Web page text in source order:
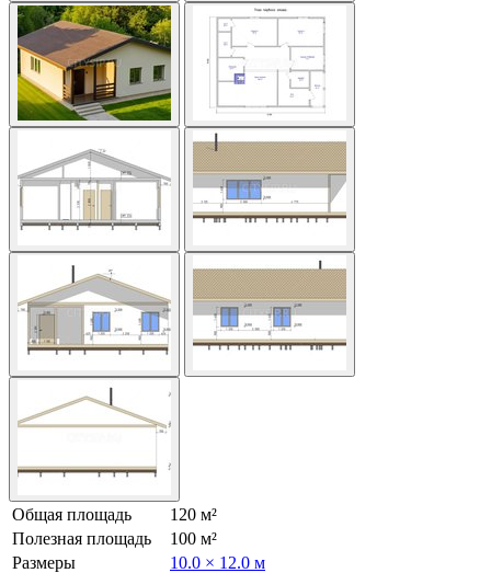
Общая площадь
120 м²
Полезная площадь
100 м²
Размеры
10.0 × 12.0 м